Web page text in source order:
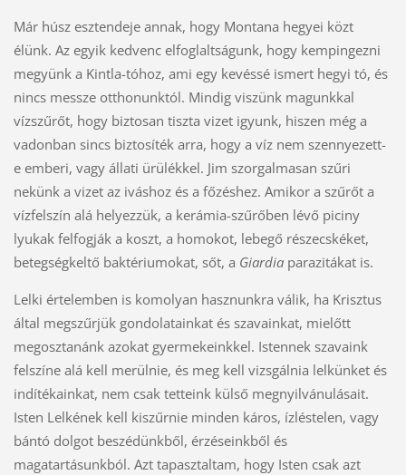
Már húsz esztendeje annak, hogy Montana hegyei közt
élünk. Az egyik kedvenc elfoglaltságunk, hogy kempingezni
megyünk a Kintla-tóhoz, ami egy kevéssé ismert hegyi tó, és
nincs messze otthonunktól. Mindig viszünk magunkkal
vízszűrőt, hogy biztosan tiszta vizet igyunk, hiszen még a
vadonban sincs biztosíték arra, hogy a víz nem szennyezett-
e emberi, vagy állati ürülékkel. Jim szorgalmasan szűri
nekünk a vizet az iváshoz és a főzéshez. Amikor a szűrőt a
vízfelszín alá helyezzük, a kerámia-szűrőben lévő piciny
lyukak felfogják a koszt, a homokot, lebegő részecskéket,
betegségkeltő baktériumokat, sőt, a Giardiaparazitákat is.
Lelki értelemben is komolyan hasznunkra válik, ha Krisztus
által megszűrjük gondolatainkat és szavainkat, mielőtt
megosztanánk azokat gyermekeinkkel. Istennek szavaink
felszíne alá kell merülnie, és meg kell vizsgálnia lelkünket és
indítékainkat, nem csak tetteink külső megnyilvánulásait.
Isten Lelkének kell kiszűrnie minden káros, ízléstelen, vagy
bántó dolgot beszédünkből, érzéseinkből és
magatartásunkból. Azt tapasztaltam, hogy Isten csak azt